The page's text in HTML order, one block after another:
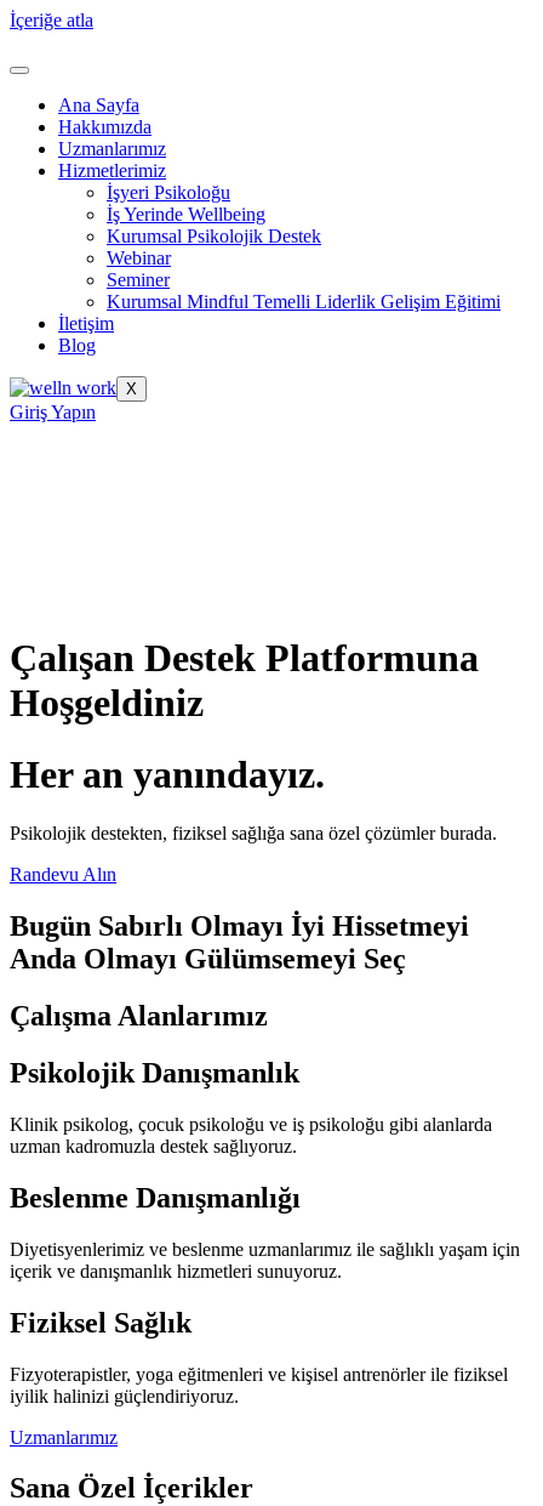
İçeriğe atla
Ana Sayfa
Hakkımızda
Uzmanlarımız
Hizmetlerimiz
İşyeri Psikoloğu
İş Yerinde Wellbeing
Kurumsal Psikolojik Destek
Webinar
Seminer
Kurumsal Mindful Temelli Liderlik Gelişim Eğitimi
İletişim
Blog
X
Giriş Yapın
Çalışan Destek Platformuna
Hoşgeldiniz
Her an yanındayız.
Psikolojik destekten, fiziksel sağlığa sana özel çözümler burada.
Randevu Alın
Bugün Sabırlı Olmayı İyi Hissetmeyi
Anda Olmayı Gülümsemeyi Seç
Çalışma Alanlarımız
Psikolojik Danışmanlık
Klinik psikolog, çocuk psikoloğu ve iş psikoloğu gibi alanlarda
uzman kadromuzla destek sağlıyoruz.
Beslenme Danışmanlığı
Diyetisyenlerimiz ve beslenme uzmanlarımız ile sağlıklı yaşam için
içerik ve danışmanlık hizmetleri sunuyoruz.
Fiziksel Sağlık
Fizyoterapistler, yoga eğitmenleri ve kişisel antrenörler ile fiziksel
iyilik halinizi güçlendiriyoruz.
Uzmanlarımız
Sana Özel İçerikler